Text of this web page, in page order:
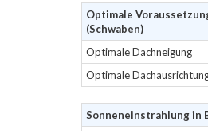
Optimale
(Schwaben)
Optimale Dachneigung
Optimale
Sonneneinstrahlung in